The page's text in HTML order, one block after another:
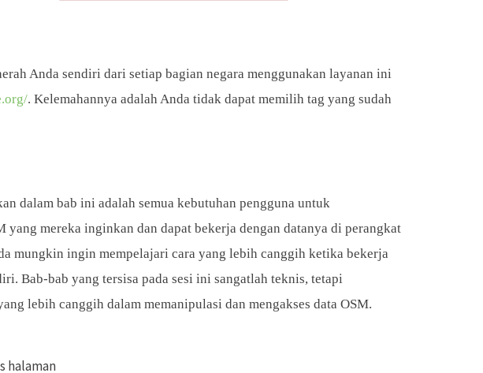
Anda sendiri dari setiap bagian negara menggunakan layanan ini
. Kelemahannya adalah Anda tidak dapat memilih tag yang sudah
dalam bab ini adalah semua kebutuhan pengguna untuk
yang mereka inginkan dan dapat bekerja dengan datanya di perangkat
mungkin ingin mempelajari cara yang lebih canggih ketika bekerja
Bab-bab yang tersisa pada sesi ini sangatlah teknis, tetapi
lebih canggih dalam memanipulasi dan mengakses data OSM.
halaman